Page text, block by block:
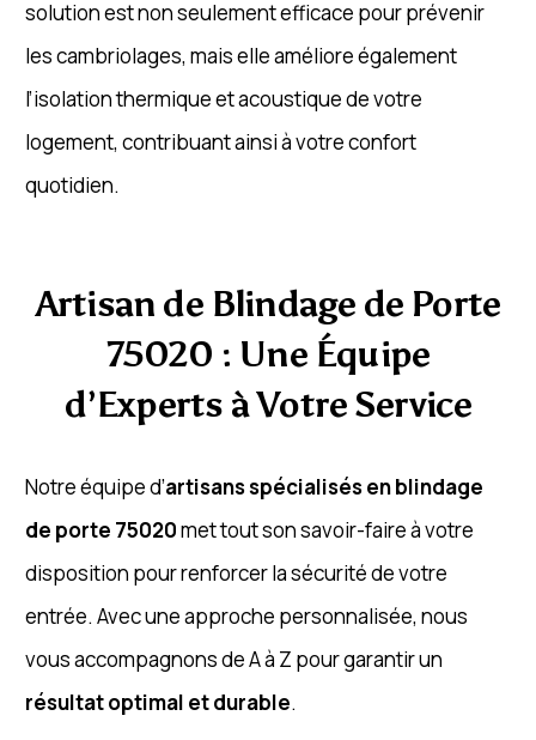
solution est non seulement efficace pour prévenir
les cambriolages, mais elle améliore également
l’isolation thermique et acoustique de votre
logement, contribuant ainsi à votre confort
quotidien.
Artisan de Blindage de Porte
75020 : Une Équipe
d’Experts à Votre Service
Notre équipe d’artisans spécialisés en blindage
de porte 75020met tout son savoir-faire à votre
disposition pour renforcer la sécurité de votre
entrée. Avec une approche personnalisée, nous
vous accompagnons de A à Z pour garantir un
résultat optimal et durable.